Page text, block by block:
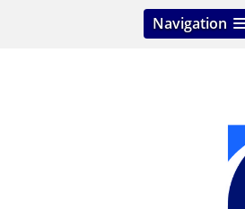
Navigation